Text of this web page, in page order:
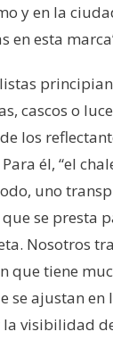
y en la
en esta
cascos o
los
él, “el
uno
se presta
Nosotros
que tiene
se ajustan en
visibilidad